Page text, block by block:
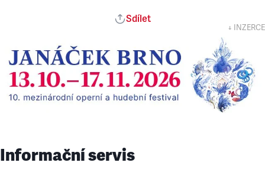
Sdílet
↓ INZERCE
Informační servis